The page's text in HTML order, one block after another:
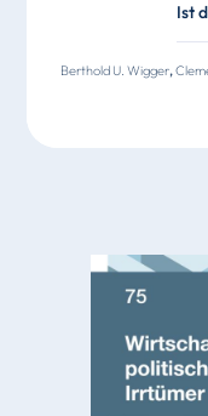
Ist
Berthold U. Wigger,